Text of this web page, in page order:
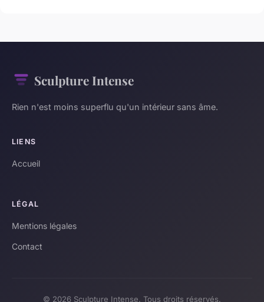
Sculpture Intense
Rien n'est moins superflu qu'un intérieur sans âme.
LIENS
Accueil
LÉGAL
Mentions légales
Contact
© 2026 Sculpture Intense. Tous droits réservés.